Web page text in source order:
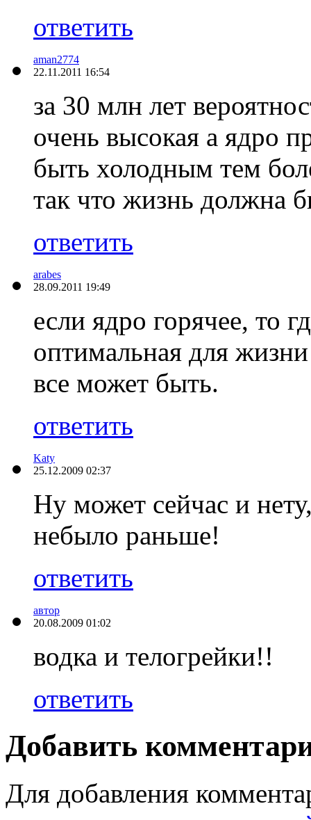
ответить
aman2774
22.11.2011 16:54
за 30 млн лет
очень высокая а ядро
быть холодным тем
так что жизнь должна
ответить
arabes
28.09.2011 19:49
если ядро горячее, то
оптимальная для
все может быть.
ответить
Katy
25.12.2009 02:37
Ну может сейчас и
небыло раньше!
ответить
автор
20.08.2009 01:02
водка и телогрейки!!
ответить
Добавить
Для добавления